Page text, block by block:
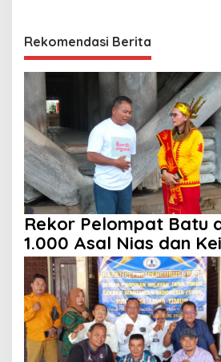
Rekomendasi Berita
Rekor Pelompat Batu
1.000 Asal Nias dan
HUT ke 81 RI